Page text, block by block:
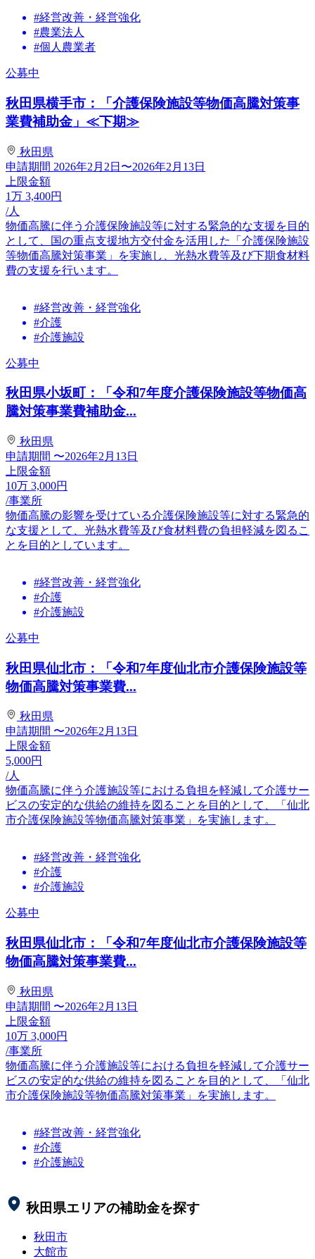
#経営改善・経営強化
#農業法人
#個人農業者
公募中
秋田県横手市：「介護保険施設等物価高騰対策事
業費補助金」≪下期≫
秋田県
申請期間 2026年2月2日〜2026年2月13日
上限金額
1万 3,400円
/人
物価高騰に伴う介護保険施設等に対する緊急的な支援を目的
として、国の重点支援地方交付金を活用した「介護保険施設
等物価高騰対策事業」を実施し、光熱水費等及び下期食材料
費の支援を行います。
#経営改善・経営強化
#介護
#介護施設
公募中
秋田県小坂町：「令和7年度介護保険施設等物価高
騰対策事業費補助金...
秋田県
申請期間 〜2026年2月13日
上限金額
10万 3,000円
/事業所
物価高騰の影響を受けている介護保険施設等に対する緊急的
な支援として、光熱水費等及び食材料費の負担軽減を図るこ
とを目的としています。
#経営改善・経営強化
#介護
#介護施設
公募中
秋田県仙北市：「令和7年度仙北市介護保険施設等
物価高騰対策事業費...
秋田県
申請期間 〜2026年2月13日
上限金額
5,000円
/人
物価高騰に伴う介護施設等における負担を軽減して介護サー
ビスの安定的な供給の維持を図ることを目的として、「仙北
市介護保険施設等物価高騰対策事業」を実施します。
#経営改善・経営強化
#介護
#介護施設
公募中
秋田県仙北市：「令和7年度仙北市介護保険施設等
物価高騰対策事業費...
秋田県
申請期間 〜2026年2月13日
上限金額
10万 3,000円
/事業所
物価高騰に伴う介護施設等における負担を軽減して介護サー
ビスの安定的な供給の維持を図ることを目的として、「仙北
市介護保険施設等物価高騰対策事業」を実施します。
#経営改善・経営強化
#介護
#介護施設
秋田県エリアの補助金を探す
秋田市
大館市